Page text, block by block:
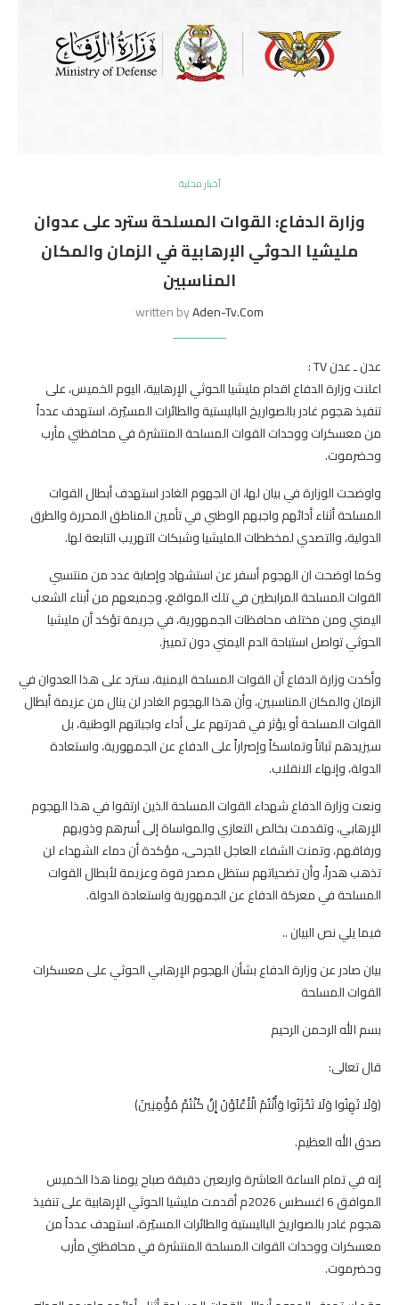
أخبار محلية
وزارة الدفاع: القوات المسلحة سترد على عدوان
مليشيا الحوثي الإرهابية في الزمان والمكان
المناسبين
written byAden-Tv.com
عدن ـ عدن TV :
اعلنت وزارة الدفاع اقدام مليشيا الحوثي الإرهابية، اليوم الخميس، على
تنفيذ هجوم غادر بالصواريخ الباليستية والطائرات المسيّرة، استهدف عدداً
من معسكرات ووحدات القوات المسلحة المنتشرة في محافظتي مأرب
وحضرموت.
واوضحت الوزارة في بيان لها، ان الجهوم الغادر استهدف أبطال القوات
المسلحة أثناء أدائهم واجبهم الوطني في تأمين المناطق المحررة والطرق
الدولية، والتصدي لمخططات المليشيا وشبكات التهريب التابعة لها.
وكما اوضحت ان الهجوم أسفر عن استشهاد وإصابة عدد من منتسبي
القوات المسلحة المرابطين في تلك المواقع، وجميعهم من أبناء الشعب
اليمني ومن مختلف محافظات الجمهورية، في جريمة تؤكد أن مليشيا
الحوثي تواصل استباحة الدم اليمني دون تمييز.
وأكدت وزارة الدفاع أن القوات المسلحة اليمنية، سترد على هذا العدوان في
الزمان والمكان المناسبين، وأن هذا الهجوم الغادر لن ينال من عزيمة أبطال
القوات المسلحة أو يؤثر في قدرتهم على أداء واجباتهم الوطنية، بل
سيزيدهم ثباتاً وتماسكاً وإصراراً على الدفاع عن الجمهورية، واستعادة
الدولة، وإنهاء الانقلاب.
ونعت وزارة الدفاع شهداء القوات المسلحة الذين ارتقوا في هذا الهجوم
الإرهابي، وتقدمت بخالص التعازي والمواساة إلى أسرهم وذويهم
ورفاقهم، وتمنت الشفاء العاجل للجرحى، مؤكدة أن دماء الشهداء لن
تذهب هدراً، وأن تضحياتهم ستظل مصدر قوة وعزيمة لأبطال القوات
المسلحة في معركة الدفاع عن الجمهورية واستعادة الدولة.
فيما يلي نص البيان ..
بيان صادر عن وزارة الدفاع بشأن الهجوم الإرهابي الحوثي على معسكرات
القوات المسلحة
بسم الله الرحمن الرحيم
قال تعالى:
﴿وَلَا تَهِنُوا وَلَا تَحْزَنُوا وَأَنْتُمُ الْأَعْلَوْنَ إِنْ كُنْتُمْ مُؤْمِنِينَ﴾
صدق الله العظيم.
إنه في تمام الساعة العاشرة واربعين دقيقة صباح يومنا هذا الخميس
الموافق 6 اغسطس 2026م أقدمت مليشيا الحوثي الإرهابية على تنفيذ
هجوم غادر بالصواريخ الباليستية والطائرات المسيّرة، استهدف عدداً من
معسكرات ووحدات القوات المسلحة المنتشرة في محافظتي مأرب
وحضرموت.